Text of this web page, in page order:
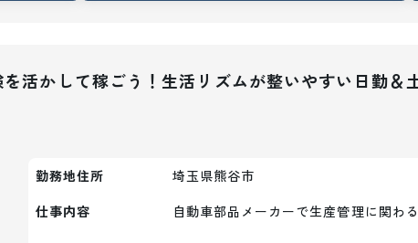
活かして稼ごう！生活リズムが整いやすい日勤＆
勤務地住所
埼玉県熊谷市
仕事内容
自動車部品メーカーで生産管理に関わ